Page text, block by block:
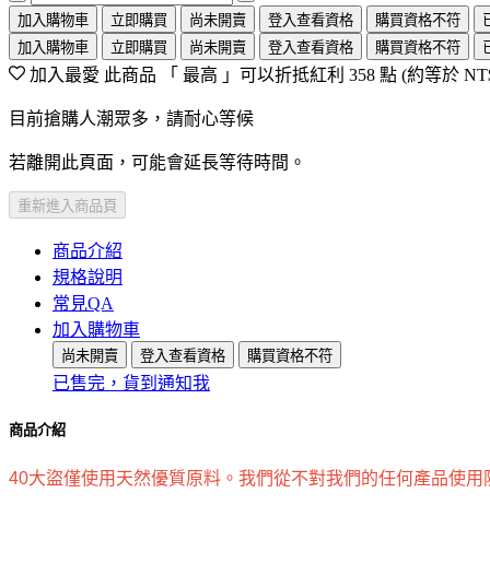
加入購物車 立即購買 尚未開賣 登入查看資格 購買資格不符
加入購物車
立即購買 尚未開賣 登入查看資格 購買資格不符
加入最愛 此商品 「 最高 」可以折抵紅利 358 點 (約等於
目前搶購人潮眾多，請耐心等候
若離開此頁面，可能會延長等待時間。
重新進入商品頁
商品介紹
規格說明
常見QA
加入購物車
尚未開賣 登入查看資格 購買資格不符
已售完，貨到通知我
商品介紹
40大盜僅使用天然優質原料。我們從不對我們的任何產品使